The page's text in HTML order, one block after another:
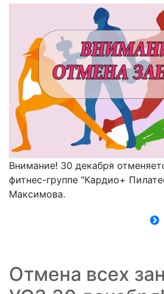
Внимание! 30 декабря
фитнес-группе "Кардио+
Максимова.
Отмена всех